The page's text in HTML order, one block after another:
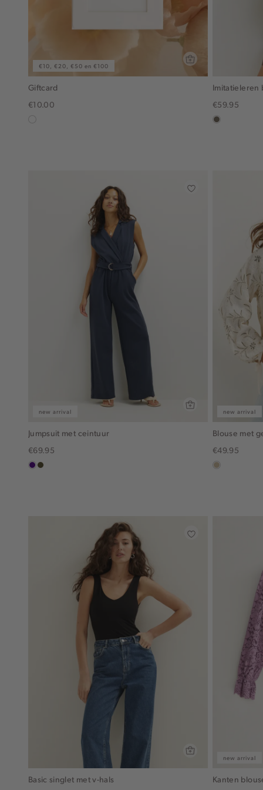
€10, €20, €50 en €100
Giftcard
€10.00
Imitatieleren
€59.95
middenbruin
new arrival
Jumpsuit met ceintuur
€69.95
indigogroen,
new arrival
Blouse met
€49.95
lichtzand
Basic singlet met v-hals
new arrival
Kanten